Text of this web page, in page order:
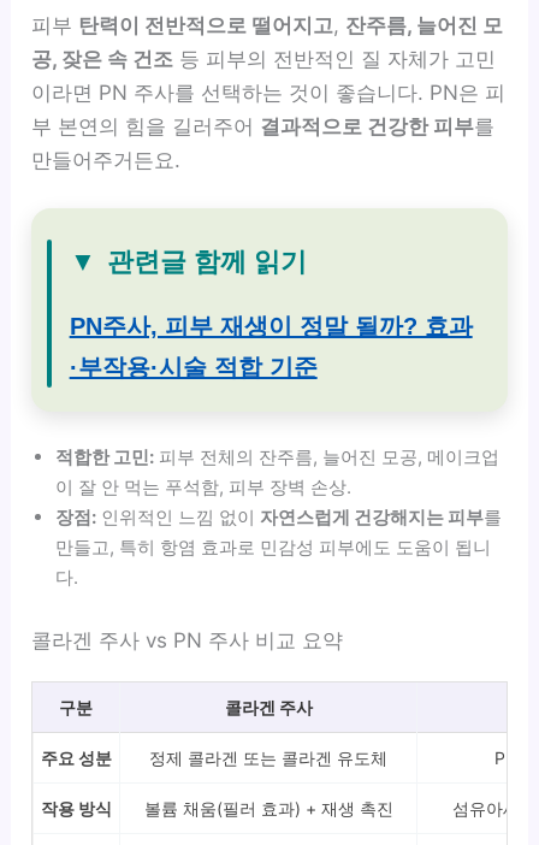
피부 탄력이 전반적으로 떨어지고, 잔주름, 늘어진 모
공, 잦은 속 건조 등 피부의 전반적인 질 자체가 고민
이라면 PN 주사를 선택하는 것이 좋습니다. PN은 피
부 본연의 힘을 길러주어 결과적으로 건강한 피부를
만들어주거든요.
▼ 관련글 함께 읽기
PN주사, 피부 재생이 정말 될까? 효과
·부작용·시술 적합 기준
적합한 고민: 피부 전체의 잔주름, 늘어진 모공, 메이크업
이 잘 안 먹는 푸석함, 피부 장벽 손상.
장점: 인위적인 느낌 없이 자연스럽게 건강해지는 피부를
만들고, 특히 항염 효과로 민감성 피부에도 도움이 됩니
다.
콜라겐 주사 vs PN 주사 비교 요약
구분 콜라겐 주사
주요 성분 정제 콜라겐 또는 콜라겐 유도체 PN(
작용 방식 볼륨 채움(필러 효과) + 재생 촉진 섬유아세